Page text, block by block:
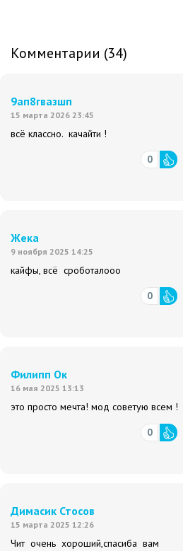
Комментарии (34)
9ап8гвазшп
15 марта 2026 23:45
всё классно. качайти !
0
Жека
9 ноября 2025 14:25
кайфы, всё сроботалооо
0
Филипп Ок
16 мая 2025 13:13
это просто мечта! мод советую всем !
0
Димасик Стосов
15 марта 2025 12:26
Чит очень хороший,спасиба вам